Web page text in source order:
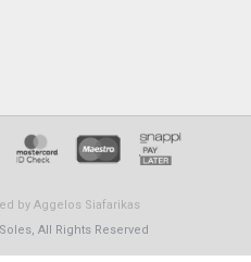
by Aggelos Siafarikas
All Rights Reserved